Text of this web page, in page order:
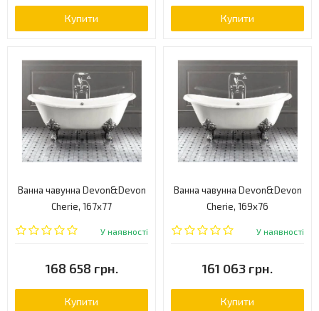
Купити Купити
Ванна чавунна Devon&Devon
Cherie, 167x77
(2MRCHERIEFLOTDD)
У наявності
168 658 грн.
Купити
Ванна чавунна Devon&Devon
Cherie, 169x76
(2MRCHERIEFLBIDD)
У наявності
161 063 грн.
Купити